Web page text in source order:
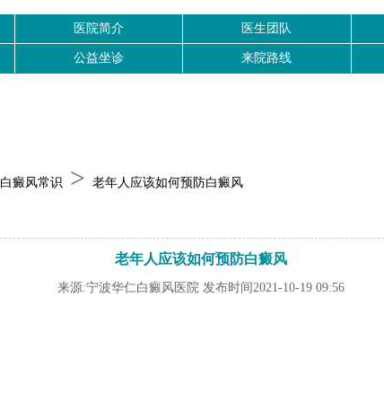
医院简介 医生团队
公益坐诊 来院路线
白癜风常识 > 老年人应该如何预防白癜风
老年人应该如何预防白癜风
来源:宁波华仁白癜风医院 发布时间2021-10-19 09:56